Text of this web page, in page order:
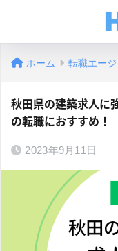
ホーム 転職エー
秋田県の建築求人に
の転職におすすめ！
2023年9月11日